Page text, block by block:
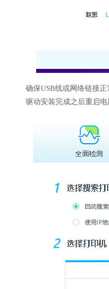
确保USB线或网络链接正
驱动安装完成之后重启